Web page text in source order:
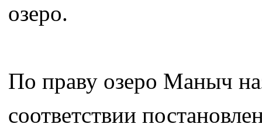
озеро.
По праву озеро Маныч
соответствии